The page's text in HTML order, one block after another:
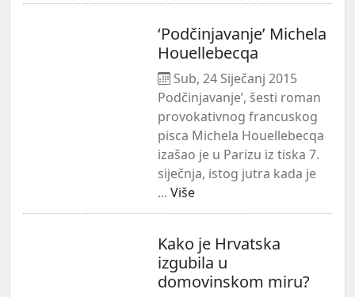
‘Podčinjavanje’ Michela
Houellebecqa
Sub, 24 Siječanj 2015
Podčinjavanje’, šesti roman
provokativnog francuskog
pisca Michela Houellebecqa
izašao je u Parizu iz tiska 7.
siječnja, istog jutra kada je
... Više
Kako je Hrvatska
izgubila u
domovinskom miru?